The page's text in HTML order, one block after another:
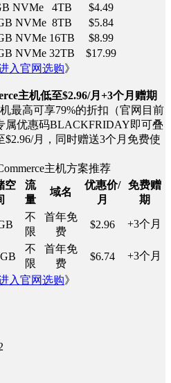
NVMe 4TB
$4.49
NVMe 8TB
$5.84
NVMe 16TB
$8.99
NVMe 32TB
$17.99
入官网选购》
主机低至$2.96/月+3个月赠期
机最高可享79%的折扣（官网目前
属优惠码BLACKFRIDAY即可叠
$2.96/月，同时赠送3个月免费使
主机方案推荐
空
流
量
域名
优惠价/
月
免费赠
期
不
限
首年免
费
$2.96 +3个月
不
限
首年免
费
$6.74 +3个月
入官网选购》